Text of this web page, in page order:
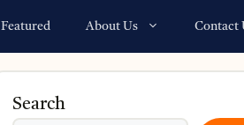
Featured About Us Contact
Search